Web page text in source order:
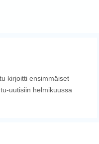
kirjoitti ensimmäiset
uutisiin helmikuussa